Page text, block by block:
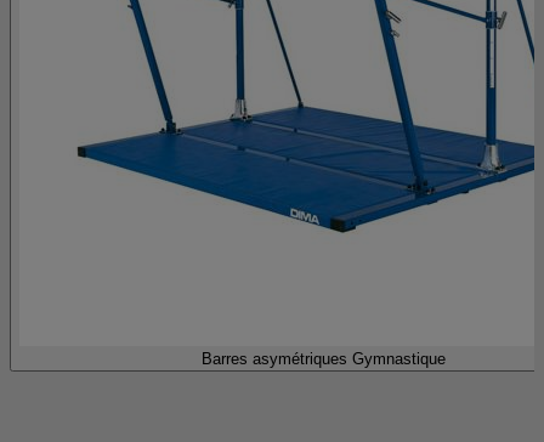
Barres asymétriques Gymnastique